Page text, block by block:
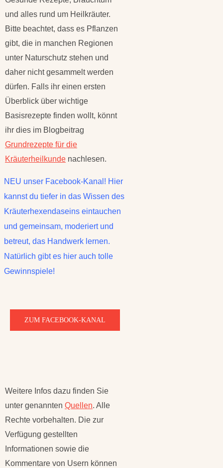
und alles rund um Heilkräuter.
Bitte beachtet, dass es Pflanzen
gibt, die in manchen Regionen
unter Naturschutz stehen und
daher nicht gesammelt werden
dürfen. Falls ihr einen ersten
Überblick über wichtige
Basisrezepte finden wollt, könnt
ihr dies im Blogbeitrag
Grundrezepte für die
Kräuterheilkunde nachlesen.
NEU unser Facebook-Kanal! Hier
kannst du tiefer in das Wissen des
Kräuterhexendaseins eintauchen
und gemeinsam, moderiert und
betreut, das Handwerk lernen.
Natürlich gibt es hier auch tolle
Gewinnspiele!
ZUM FACEBOOK-KANAL
Weitere Infos dazu finden Sie
unter genannten Quellen. Alle
Rechte vorbehalten. Die zur
Verfügung gestellten
Informationen sowie die
Kommentare von Usern können